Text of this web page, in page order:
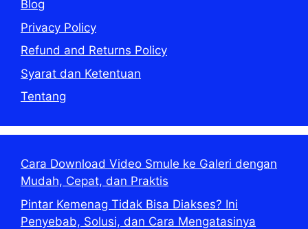
Blog
Privacy Policy
Refund and Returns Policy
Syarat dan Ketentuan
Tentang
Cara Download Video Smule ke Galeri dengan
Mudah, Cepat, dan Praktis
Pintar Kemenag Tidak Bisa Diakses? Ini
Penyebab, Solusi, dan Cara Mengatasinya